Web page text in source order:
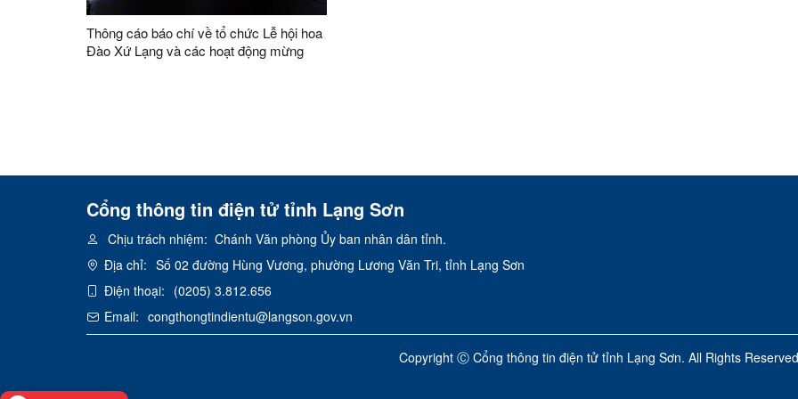
Thông cáo báo chí về tổ chức Lễ hội hoa
Đào Xứ Lạng và các hoạt động mừng
Cổng thông tin điện tử tỉnh Lạng Sơn
Chịu trách nhiệm: Chánh Văn phòng Ủy ban nhân dân tỉnh.
Địa chỉ: Số 02 đường Hùng Vương, phường Lương Văn Tri, tỉnh Lạng Sơn
Điện thoại: (0205) 3.812.656
Email: congthongtindientu@langson.gov.vn
Copyright Ⓒ Cổng thông tin điện tử tỉnh Lạng Sơn. All Rights Reserved